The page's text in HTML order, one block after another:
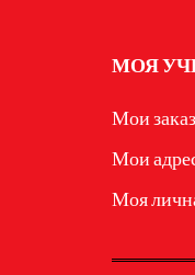
МОЯ
Мои
Мои
Моя